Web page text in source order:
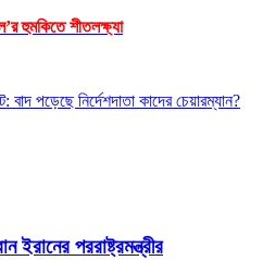
হুমকিতে শীতলক্ষ্যা
বাদ পড়েছে নির্দেশদাতা কাদের চেয়ারম্যান?
পররাষ্ট্রমন্ত্রীর